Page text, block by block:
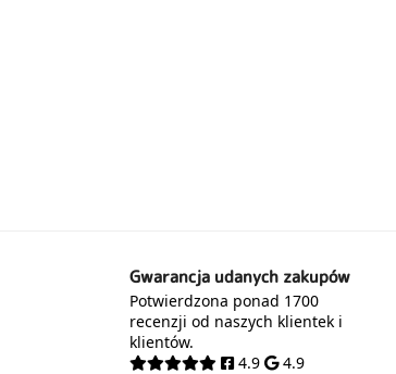
Gwarancja udanych zakupów
Potwierdzona ponad 1700
recenzji od naszych klientek i
klientów.
4.9
4.9